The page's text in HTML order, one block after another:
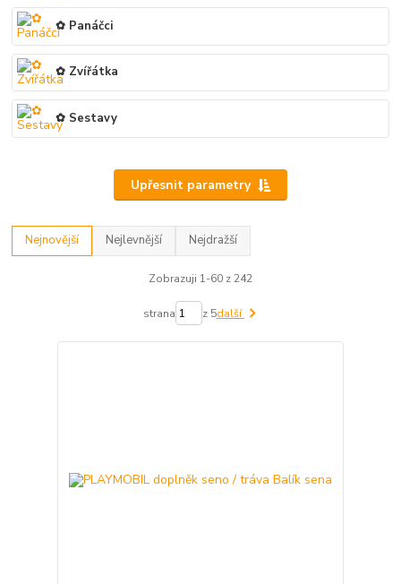
✿ Panáčci
✿ Zvířátka
✿ Sestavy
Upřesnit parametry
Nejnovější Nejlevnější Nejdražší
Zobrazuji 1-60 z 242
strana z 5další